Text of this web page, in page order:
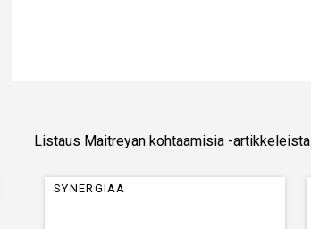
Listaus Maitreyan kohtaamisia -artikkeleista
SYNERGIAA